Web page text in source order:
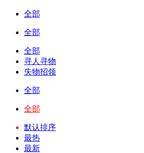
全部
全部
全部
寻人寻物
失物招领
全部
全部
默认排序
最热
最新